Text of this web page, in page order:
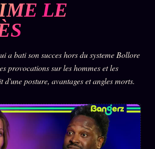
À LA NEWSLETTER
→
POLITIQUE
LE
a bati son succes hors du systeme Bollore
provocations sur les hommes et les
d'une posture, avantages et angles morts.